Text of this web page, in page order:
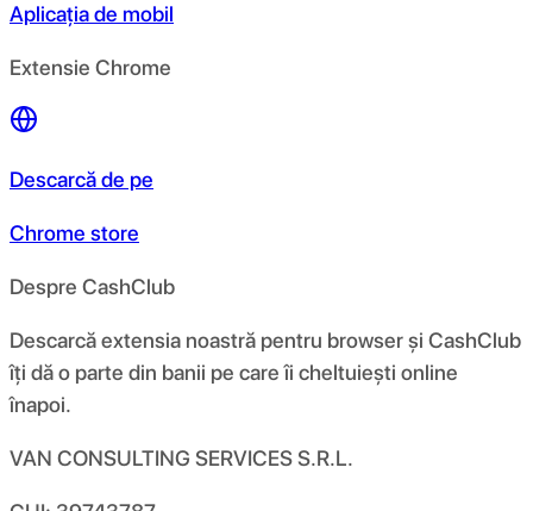
Aplicația de mobil
Extensie Chrome
Descarcă de pe
Chrome store
Despre CashClub
Descarcă extensia noastră pentru browser și CashClub
îți dă o parte din banii pe care îi cheltuiești online
înapoi.
VAN CONSULTING SERVICES S.R.L.